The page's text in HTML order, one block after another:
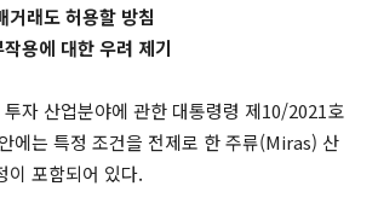
거래도 허용할 방침
용에 대한 우려 제기
자 산업분야에 관한 대통령령 제10/2021호
에는 특정 조건을 전제로 한 주류(Miras) 산
이 포함되어 있다.